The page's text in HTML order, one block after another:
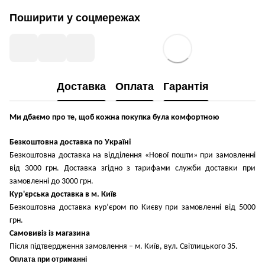
Поширити у соцмережах
Доставка Оплата Гарантія
Ми дбаємо про те, щоб кожна покупка була комфортною
Безкоштовна доставка по Україні
Безкоштовна доставка на відділення «Нової пошти» при замовленні
від 3000 грн. Доставка згідно з тарифами служби доставки при
замовленні до 3000 грн.
Кур'єрська доставка в м. Київ
Безкоштовна доставка кур’єром по Києву при замовленні від 5000
грн.
Самовивіз із магазина
Після підтвердження замовлення – м. Київ, вул. Світлицького 35.
Оплата при отриманні